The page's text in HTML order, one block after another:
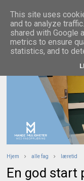
Hjem alle fag læretid
En god start
This site uses
and to analyze
shared with Google
metrics to ensure
statistics, and to